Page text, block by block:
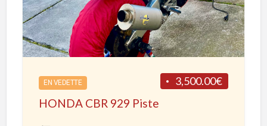
0
R
R
d
D
A
C
B
EN VEDETTE 3,500.00€
HONDA CBR 929 Piste